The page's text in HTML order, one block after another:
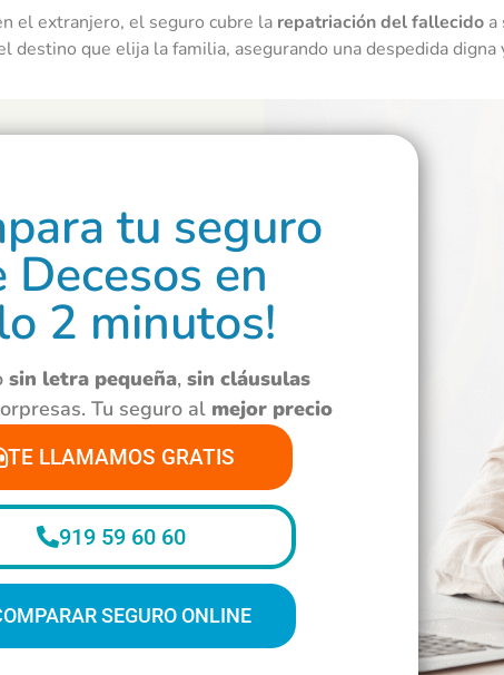
el extranjero, el seguro cubre la repatriación del fallecido a
destino que elija la familia, asegurando una despedida digna
tu seguro
Decesos en
2 minutos!
sin letra pequeña, sin cláusulas
Tu seguro al mejor precio
TE LLAMAMOS GRATIS
919 59 60 60
SEGURO ONLINE